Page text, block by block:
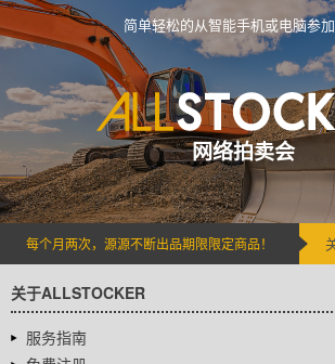
简单轻松的从智能手机或电脑参
网络拍卖会
每个月两次，源源不断出品期限限定商品！
关于ALLSTOCKER
服务指南